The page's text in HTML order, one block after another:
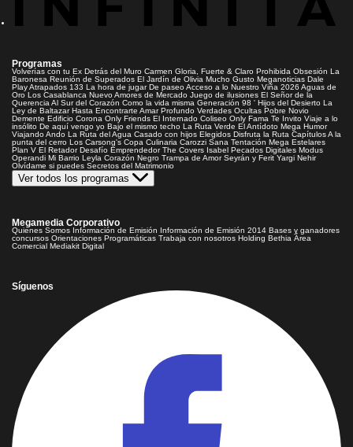
Programas
Volverías con tu Ex Detrás del Muro Carmen Gloria, Fuerte & Claro Prohibida Obsesión La
Baronesa Reunión de Superados El Jardín de Olivia Mucho Gusto Meganoticias Dale
PlayAtrapados 133 La hora de jugar De paseoAcceso a lo Nuestro Viña 2026 Aguas de
Oro Los Casablanca Nuevo Amores de Mercado Juego de ilusiones El Señor de la
Querencia Al Sur del Corazón Como la vida misma Generación 98 ' Hijos del Desierto La
Ley de Baltazar Hasta Encontrarte Amar Profundo Verdades Ocultas Pobre Novio
Demente Edificio Corona Only Friends El Internado Coliseo Only Fama Te Invito Viaje a lo
insólito De aquí vengo yo Bajo el mismo techo La Ruta Verde El Antídoto Mega Humor
Viajando Ando La Ruta del Agua Casado con hijos Elegidos Disfruta la Ruta CapítulosA la
punta del cerro Los Carsong's Copa Culinaria Carozzi Sana Tentación Mega Estelares
Plan V El Retador Desafío Emprendedor The Covers Isabel Pecados Digitales Modus
Operandi Mi Barrio Leyla Corazón Negro Trampa de Amor Seyrán y Ferit Yargi Nehir
Olvídame si puedes Secretos del Matrimonio
Ver todos los programas
Megamedia Corporativo
Quienes Somos Información de Emisión Información de Emisión 2014 Bases y ganadores
concursos Orientaciones Programáticas Trabaja con nosotros Holding Bethia Área
Comercial Mediakit Digital
Síguenos